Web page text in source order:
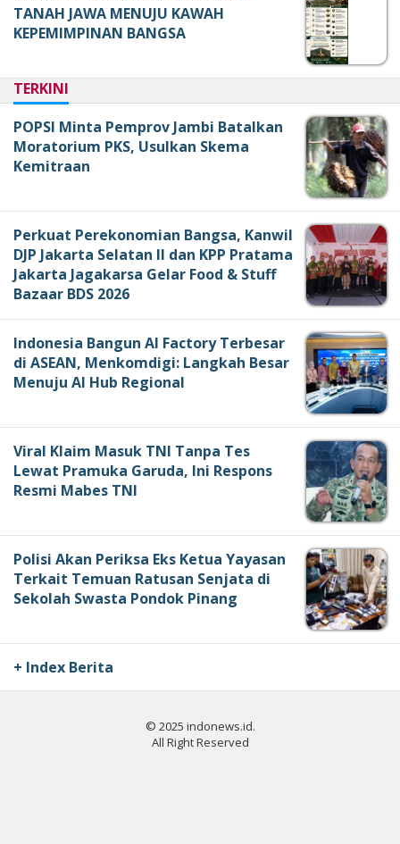
TANAH JAWA MENUJU KAWAH
KEPEMIMPINAN BANGSA
TERKINI
POPSI Minta Pemprov Jambi Batalkan
Moratorium PKS, Usulkan Skema
Kemitraan
Perkuat Perekonomian Bangsa, Kanwil
DJP Jakarta Selatan II dan KPP Pratama
Jakarta Jagakarsa Gelar Food & Stuff
Bazaar BDS 2026
Indonesia Bangun AI Factory Terbesar
di ASEAN, Menkomdigi: Langkah Besar
Menuju AI Hub Regional
Viral Klaim Masuk TNI Tanpa Tes
Lewat Pramuka Garuda, Ini Respons
Resmi Mabes TNI
Polisi Akan Periksa Eks Ketua Yayasan
Terkait Temuan Ratusan Senjata di
Sekolah Swasta Pondok Pinang
+ Index Berita
© 2025 indonews.id.
All Right Reserved